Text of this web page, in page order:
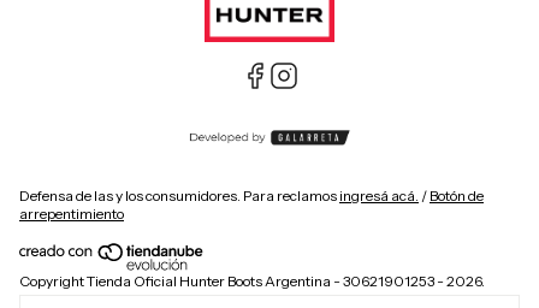
Defensa de las y los consumidores. Para reclamos ingresá acá. / Botón de
arrepentimiento
Copyright Tienda Oficial Hunter Boots Argentina - 30621901253 - 2026.